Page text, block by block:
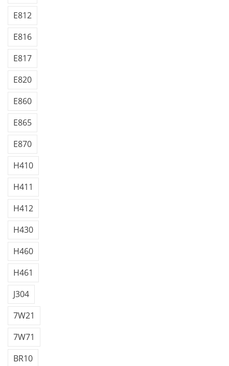
E812
E816
E817
E820
E860
E865
E870
H410
H411
H412
H430
H460
H461
J304
7W21
7W71
BR10